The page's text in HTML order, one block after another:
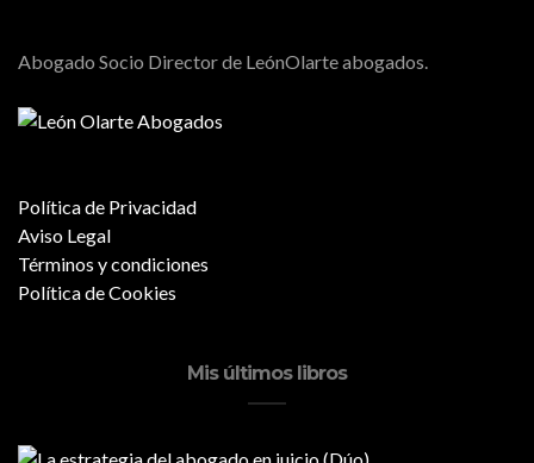
Abogado Socio Director de LeónOlarte abogados.
Política de Privacidad
Aviso Legal
Términos y condiciones
Política de Cookies
Mis últimos libros